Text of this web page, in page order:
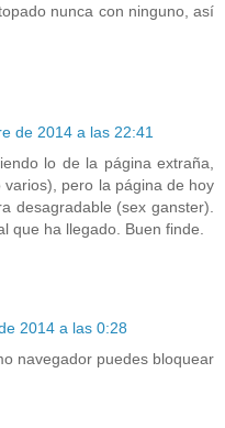
nunca con ninguno, así
de 2014 a las 22:41
lo de la página extraña,
pero la página de hoy
desagradable (sex ganster).
que ha llegado. Buen finde.
2014 a las 0:28
navegador puedes bloquear